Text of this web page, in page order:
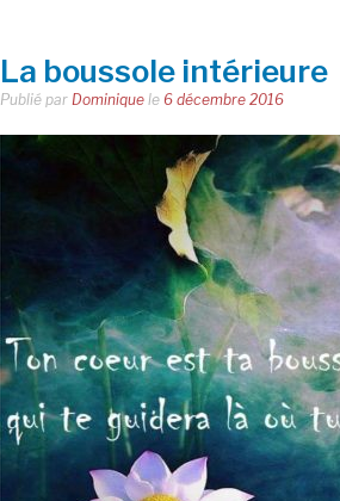
La boussole intérieure
Publié par Dominique le 6 décembre 2016